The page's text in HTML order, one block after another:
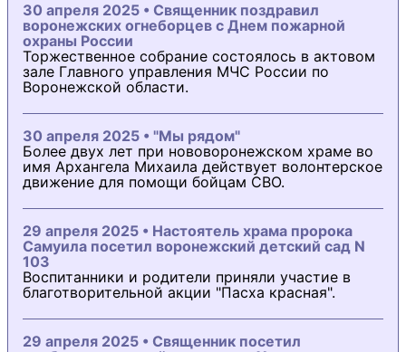
30 апреля 2025 • Священник поздравил
воронежских огнеборцев с Днем пожарной
охраны России
Торжественное собрание состоялось в актовом
зале Главного управления МЧС России по
Воронежской области.
30 апреля 2025 • "Мы рядом"
Более двух лет при нововоронежском храме во
имя Архангела Михаила действует волонтерское
движение для помощи бойцам СВО.
29 апреля 2025 • Настоятель храма пророка
Самуила посетил воронежский детский сад N
103
Воспитанники и родители приняли участие в
благотворительной акции "Пасха красная".
29 апреля 2025 • Священник посетил